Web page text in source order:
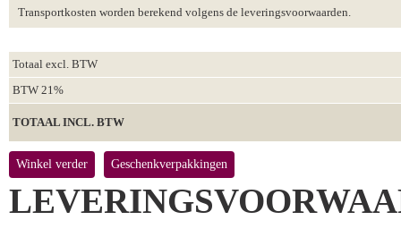
Transportkosten worden berekend volgens de leveringsvoorwaarden.
Totaal excl. BTW
BTW 21%
TOTAAL INCL. BTW
Winkel verder Geschenkverpakkingen